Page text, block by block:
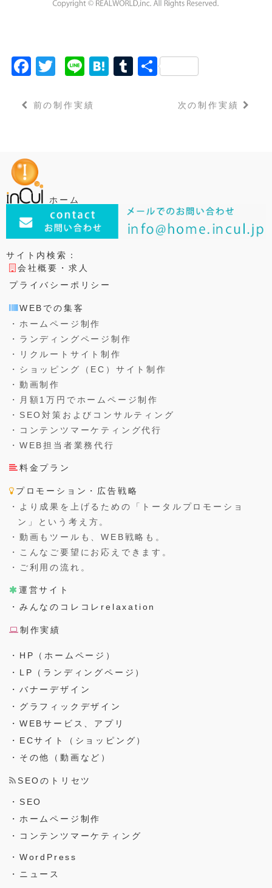
F
c
o
o
k
T
it
Li
e
H
T 共
次の制作実績
前の制作実績
ホーム
サイト内検索：
会社概要・求人
プライバシーポリシー
WEBでの集客
・ホームページ制作
・ランディングページ制作
・リクルートサイト制作
・ショッピング（EC）サイト制作
・動画制作
・月額1万円でホームページ制作
・SEO対策およびコンサルティング
・コンテンツマーケティング代行
・WEB担当者業務代行
料金プラン
プロモーション・広告戦略
・より成果を上げるための「トータルプロモーショ
ン」という考え方。
・動画もツールも、WEB戦略も。
・こんなご要望にお応えできます。
・ご利用の流れ。
運営サイト
・みんなのコレコレrelaxation
制作実績
・HP（ホームページ）
・LP（ランディングページ）
・バナーデザイン
・グラフィックデザイン
・WEBサービス、アプリ
・ECサイト（ショッピング）
・その他（動画など）
SEOのトリセツ
・SEO
・ホームページ制作
・コンテンツマーケティング
・WordPress
・ニュース